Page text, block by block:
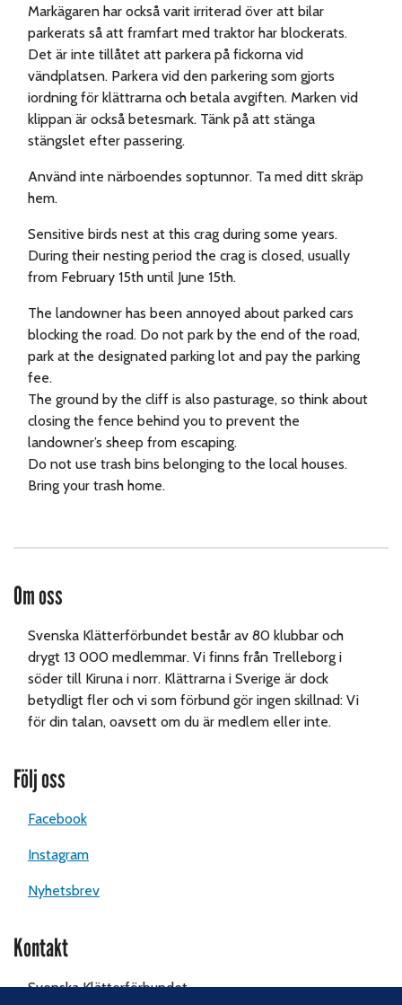
Markägaren har också varit irriterad över att bilar
parkerats så att framfart med traktor har blockerats.
Det är inte tillåtet att parkera på fickorna vid
vändplatsen. Parkera vid den parkering som gjorts
iordning för klättrarna och betala avgiften. Marken vid
klippan är också betesmark. Tänk på att stänga
stängslet efter passering.
Använd inte närboendes soptunnor. Ta med ditt skräp
hem.
Sensitive birds nest at this crag during some years.
During their nesting period the crag is closed, usually
from February 15th until June 15th.
The landowner has been annoyed about parked cars
blocking the road. Do not park by the end of the road,
park at the designated parking lot and pay the parking
fee.
The ground by the cliff is also pasturage, so think about
closing the fence behind you to prevent the
landowner’s sheep from escaping.
Do not use trash bins belonging to the local houses.
Bring your trash home.
Om oss
Svenska Klätterförbundet består av 80 klubbar och
drygt 13 000 medlemmar. Vi finns från Trelleborg i
söder till Kiruna i norr. Klättrarna i Sverige är dock
betydligt fler och vi som förbund gör ingen skillnad: Vi
för din talan, oavsett om du är medlem eller inte.
Följ oss
Facebook
Instagram
Nyhetsbrev
Kontakt
Svenska Klätterförbundet